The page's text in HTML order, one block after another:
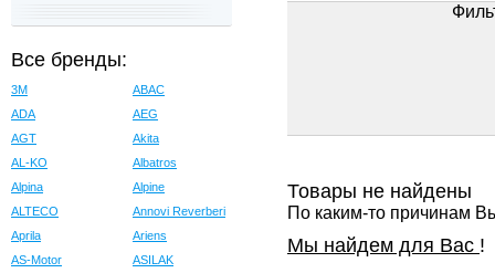
Все бренды:
3M
ABAC
ADA
AEG
AGT
Akita
AL-KO
Albatros
Alpina
Alpine
ALTECO
Annovi Reverberi
Aprila
Ariens
AS-Motor
ASILAK
Товары не найдены
По каким-то причинам
Мы найдем для Вас !